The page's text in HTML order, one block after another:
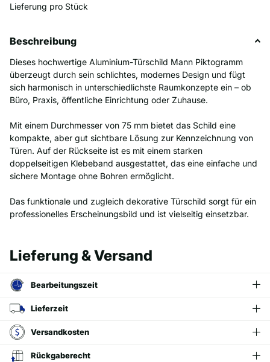
Lieferung pro Stück
Beschreibung
Dieses hochwertige Aluminium-Türschild Mann Piktogramm
überzeugt durch sein schlichtes, modernes Design und fügt
sich harmonisch in unterschiedlichste Raumkonzepte ein – ob
Büro, Praxis, öffentliche Einrichtung oder Zuhause.
Mit einem Durchmesser von 75 mm bietet das Schild eine
kompakte, aber gut sichtbare Lösung zur Kennzeichnung von
Türen. Auf der Rückseite ist es mit einem starken
doppelseitigen Klebeband ausgestattet, das eine einfache und
sichere Montage ohne Bohren ermöglicht.
Das funktionale und zugleich dekorative Türschild sorgt für ein
professionelles Erscheinungsbild und ist vielseitig einsetzbar.
Lieferung & Versand
Bearbeitungszeit
Lieferzeit
Versandkosten
Rückgaberecht